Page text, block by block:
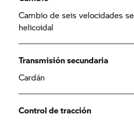
Cambio de seis velocidades
helicoidal
Transmisión secundaria
Cardán
Control de tracción